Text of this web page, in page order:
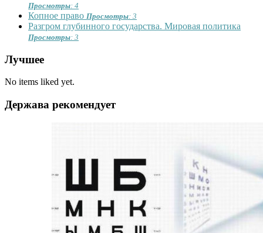
Просмотры: 4
Копное право Просмотры: 3
Разгром глубинного государства. Мировая политика
Просмотры: 3
Лучшее
No items liked yet.
Держава рекомендует